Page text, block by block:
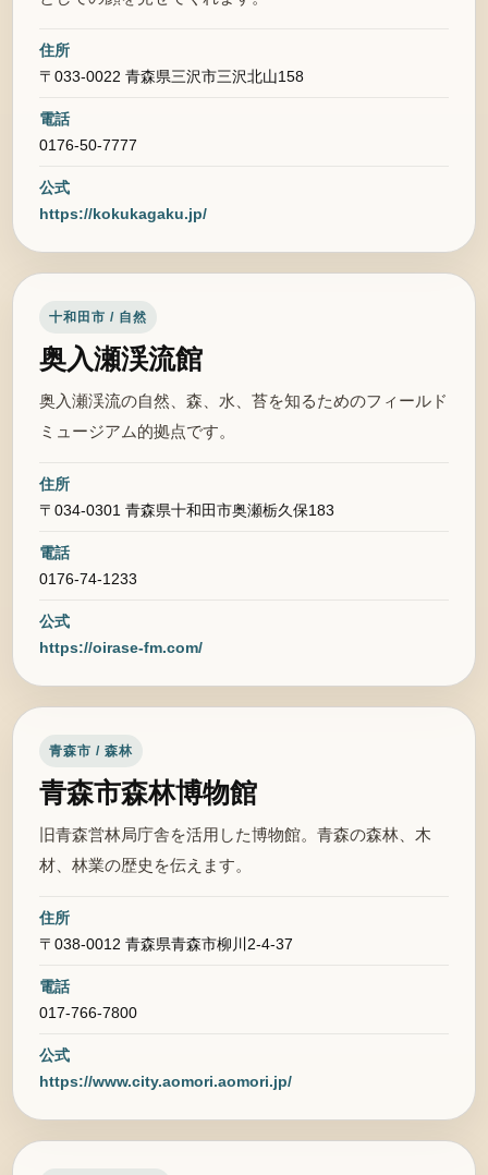
住所
〒033-0022 青森県三沢市三沢北山158
電話
0176-50-7777
公式
https://kokukagaku.jp/
十和田市 / 自然
奥入瀬渓流館
奥入瀬渓流の自然、森、水、苔を知るためのフィールド
ミュージアム的拠点です。
住所
〒034-0301 青森県十和田市奥瀬栃久保183
電話
0176-74-1233
公式
https://oirase-fm.com/
青森市 / 森林
青森市森林博物館
旧青森営林局庁舎を活用した博物館。青森の森林、木
材、林業の歴史を伝えます。
住所
〒038-0012 青森県青森市柳川2-4-37
電話
017-766-7800
公式
https://www.city.aomori.aomori.jp/